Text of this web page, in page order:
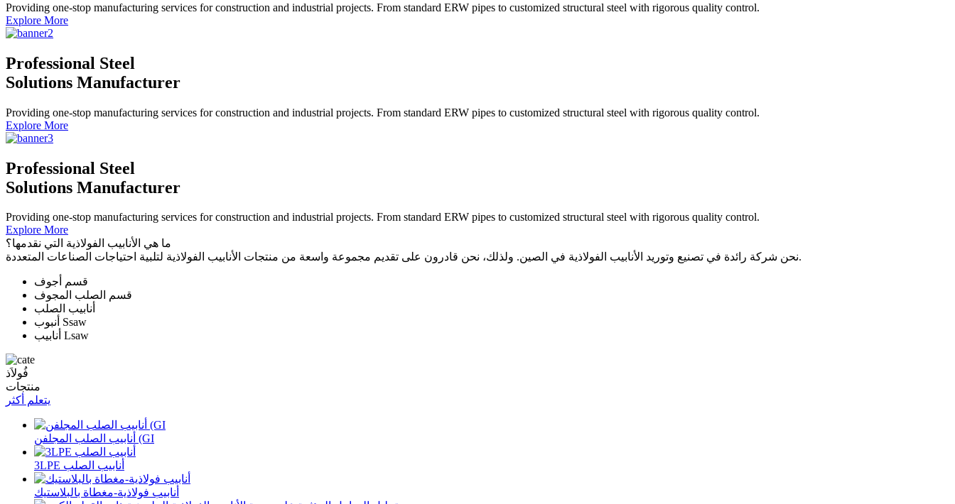
Providing one-stop manufacturing services for construction and industrial projects. From standard ERW pipes to customized structural steel with rigorous quality control.
Explore More
Professional Steel
Solutions Manufacturer
Providing one-stop manufacturing services for construction and industrial projects. From standard ERW pipes to customized structural steel with rigorous quality control.
Explore More
Professional Steel
Solutions Manufacturer
Providing one-stop manufacturing services for construction and industrial projects. From standard ERW pipes to customized structural steel with rigorous quality control.
Explore More
ما هي الأنابيب الفولاذية التي نقدمها؟
نحن شركة رائدة في تصنيع وتوريد الأنابيب الفولاذية في الصين. ولذلك، نحن قادرون على تقديم مجموعة واسعة من منتجات الأنابيب الفولاذية لتلبية احتياجات الصناعات المتعددة.
قسم أجوف
قسم الصلب المجوف
أنابيب الصلب
أنبوب Ssaw
أنابيب Lsaw
فُولاَذ
منتجات
يتعلم أكثر
أنابيب الصلب المجلفن (GI
3LPE أنابيب الصلب
أنابيب فولاذية-مغطاة بالبلاستيك